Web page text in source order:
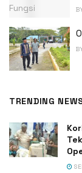
TRENDING